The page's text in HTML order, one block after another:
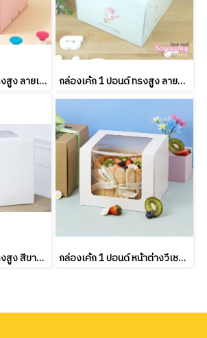
กล่องเค้ก 1 ปอนด์ ทรงสูง ลายเบบี้ยูนิคอร์น พิ้งค์ 20.3x20.3x15 ซม. (10ชิ้น/แพค) กล่องเค้ก 1 ปอนด์ ทรงสูง ลายมิ้นต์กุหลาบลายทาง (10ชิ้น/แพค)
กล่องเค้ก 1 ปอนด์ ทรงสูง สีขาว (10ชิ้น/แพค) กล่องเค้ก 1 ปอนด์ หน้าต่างวีเชฟ สีขาว 20.5x20.5x16 ซม. (10ชิ้น/แพค)